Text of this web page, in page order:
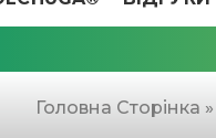
Головна Сторінка »